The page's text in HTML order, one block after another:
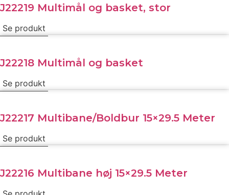
J22219 Multimål og basket, stor
Se produkt
J22218 Multimål og basket
Se produkt
J22217 Multibane/Boldbur 15×29.5 Meter
Se produkt
J22216 Multibane høj 15×29.5 Meter